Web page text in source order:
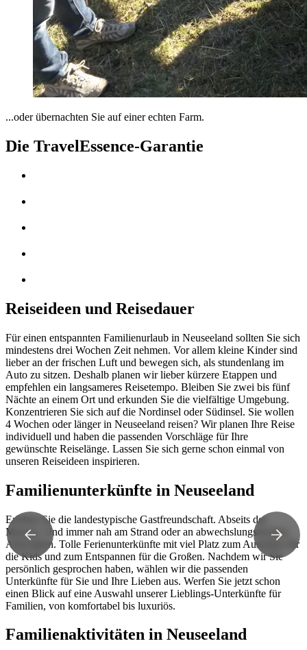
...oder übernachten Sie auf einer echten Farm.
Die TravelEssence-Garantie
Reiseideen und Reisedauer
Für einen entspannten Familienurlaub in Neuseeland sollten Sie sich
mindestens drei Wochen Zeit nehmen. Vor allem kleine Kinder sind
lieber an der frischen Luft und bewegen sich, als stundenlang im
Auto zu sitzen. Deshalb planen wir lieber kürzere Etappen und
empfehlen ein langsameres Reisetempo. Bleiben Sie zwei bis fünf
Nächte an einem Ort und erkunden Sie die vielfältige Umgebung.
Konzentrieren Sie sich auf die Nordinsel oder Südinsel. Sie wollen
4 Wochen oder länger in Neuseeland reisen? Wir planen Ihre Reise
individuell und haben die passenden Vorschläge für Ihre
gewünschte Reiselänge. Lassen Sie sich gerne schon einmal von
unseren Reiseideen inspirieren.
Familienunterkünfte in Neuseeland
Erleben Sie die landestypische Gastfreundschaft. Abseits der
Massen. Und immer nah am Strand oder an abwechslungsreichen
Aktivitäten. Tolle Ferienunterkünfte mit viel Platz zum Austoben für
die Kids und zum Entspannen für die Großen. Nachdem wir Sie
persönlich gesprochen haben, wählen wir die passenden
Unterkünfte für Sie und Ihre Lieben aus. Werfen Sie jetzt schon
einen Blick auf eine Auswahl unserer Lieblings-Unterkünfte für
Familien, von komfortabel bis luxuriös.
Familienaktivitäten in Neuseeland